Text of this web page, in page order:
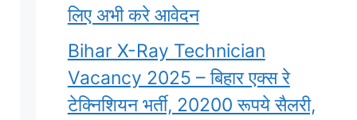
लिए अभी करे आवेदन
Bihar X-Ray Technician
Vacancy 2025 – बिहार एक्स रे
टेक्निशियन भर्ती, 20200 रूपये सैलरी,